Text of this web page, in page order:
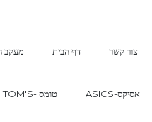
מעקב דף הבית צור קשר
TOM'S- טומס ASICS-אסיקס